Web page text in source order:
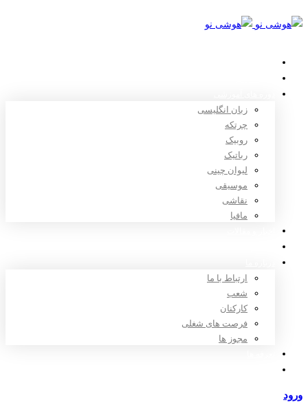
زبان انگلیسی
چرتکه
روبیک
رباتیک
لیوان چینی
موسیقی
نقاشی
مافیا
ارتباط با ما
شعب
کارکنان
فرصت های شغلی
مجوز ها
ورود